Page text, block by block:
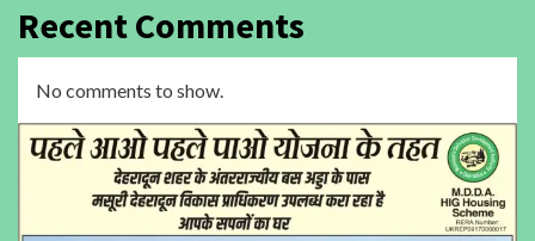
Recent Comments
No comments to show.